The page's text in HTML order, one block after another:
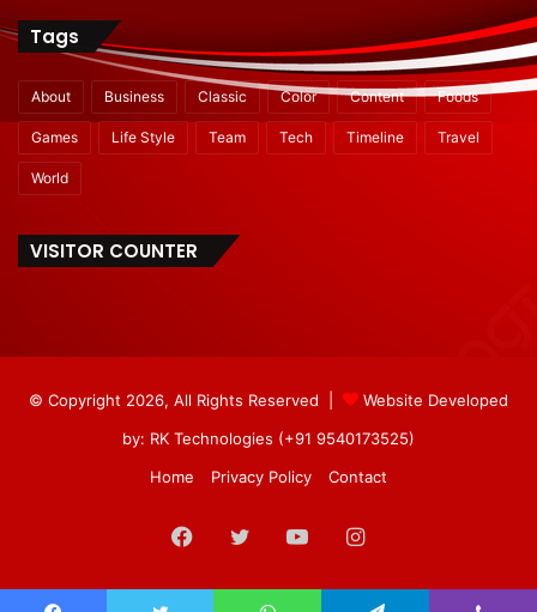
Tags
About Business Classic Color Content Foods
Games Life Style Team Tech Timeline Travel
World
VISITOR COUNTER
© Copyright 2026, All Rights Reserved |
Website Developed
by: RK Technologies (+91 9540173525)
Home
Privacy Policy Contact
Facebook
TwitterYouTubeInstagram